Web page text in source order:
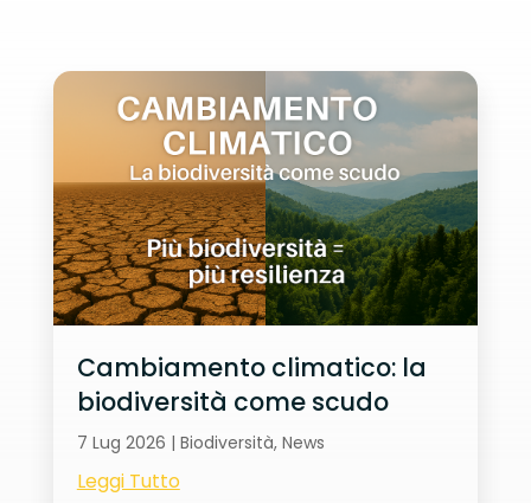
Cambiamento climatico: la
biodiversità come scudo
7 Lug 2026 | Biodiversità, News
Leggi Tutto